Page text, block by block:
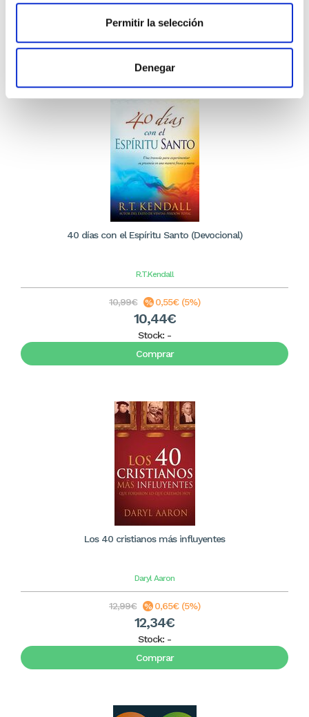
Permitir la selección
Denegar
11,39€
Sin stock
40 días con el Espíritu Santo (Devocional)
R.T.Kendall
10,99€ 0,55€ (5%)
10,44€
Stock: -
Comprar
Los 40 cristianos más influyentes
Daryl Aaron
12,99€ 0,65€ (5%)
12,34€
Stock: -
Comprar